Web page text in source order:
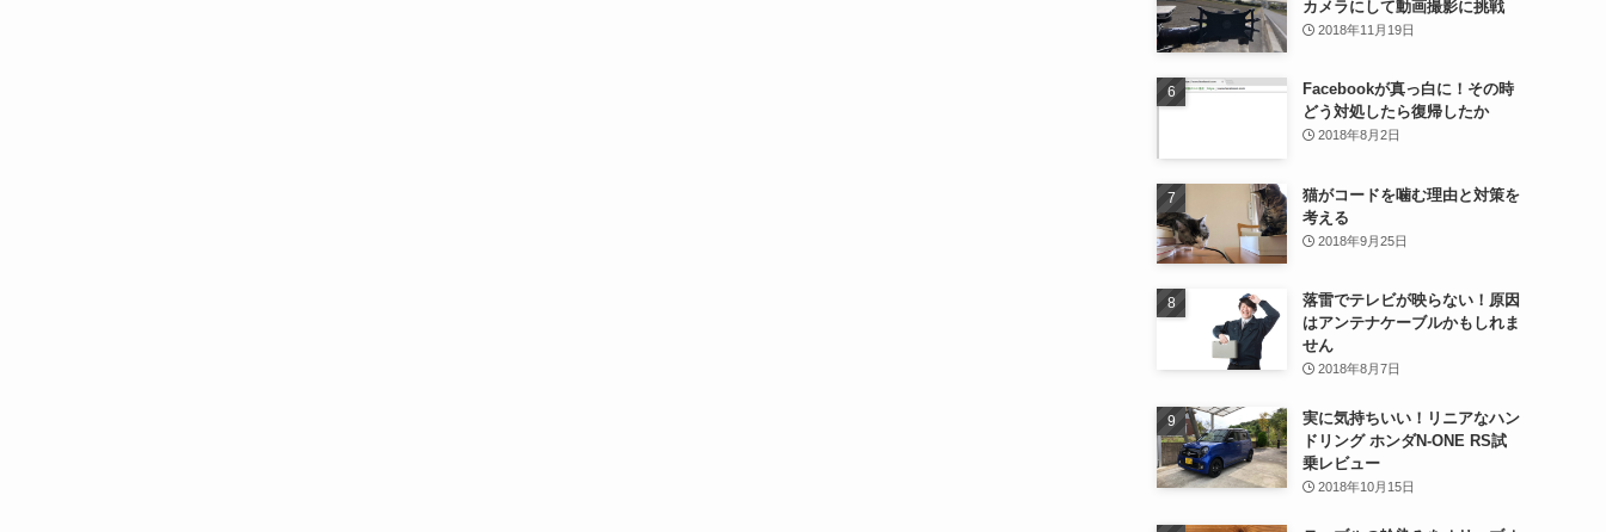
カメラにして動画撮影に挑戦
2018年11月19日
Facebookが真っ白に！その時
どう対処したら復帰したか
2018年8月2日
猫がコードを噛む理由と対策を
考える
2018年9月25日
落雷でテレビが映らない！原因
はアンテナケーブルかもしれま
せん
2018年8月7日
実に気持ちいい！リニアなハン
ドリング ホンダN-ONE RS試
乗レビュー
2018年10月15日